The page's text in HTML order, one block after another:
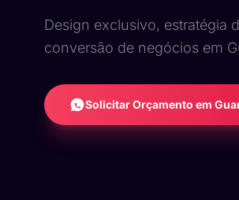
Design exclusivo, estratégia
conversão de negócios em
Solicitar Orçamento em